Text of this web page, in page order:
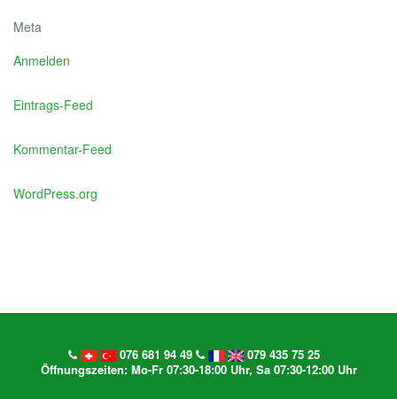
Meta
Anmelden
Eintrags-Feed
Kommentar-Feed
WordPress.org
076 681 94 49
079 435 75 25
Öffnungszeiten: Mo-Fr 07:30-18:00 Uhr, Sa 07:30-12:00 Uhr